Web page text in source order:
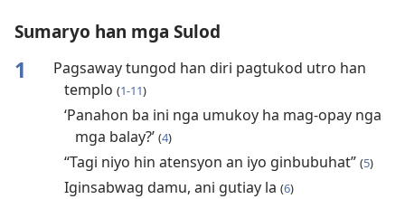
Sumaryo han mga Sulod
1
Pagsaway tungod han diri pagtukod utro han
templo (1-11)
‘Panahon ba ini nga umukoy ha mag-opay nga
mga balay?’ (4)
“Tagi niyo hin atensyon an iyo ginbubuhat” (5)
Iginsabwag damu, ani gutiay la (6)